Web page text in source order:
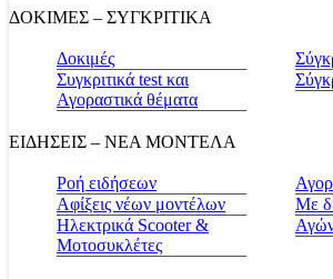
ΔΟΚΙΜΕΣ – ΣΥΓΚΡΙΤΙΚΑ
Δοκιμές
Συγκριτικά test και
Αγοραστικά θέματα
ΕΙΔΗΣΕΙΣ – ΝΕΑ ΜΟΝΤΕΛΑ
Ροή ειδήσεων
Αφίξεις νέων μοντέλων
Ηλεκτρικά Scooter &
Μοτοσυκλέτες
Με